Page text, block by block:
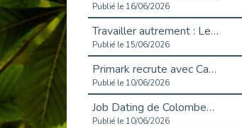
Publié le 16/06/2026
Travailler autrement : Le défi de l'intégration des maladies chroniques en entreprise
Publié le 15/06/2026
Primark recrute avec Cap Emploi 92, une matinée couronnée de succès !
Publié le 10/06/2026
Job Dating de Colombes – Emploi et Insertion
Publié le 10/06/2026